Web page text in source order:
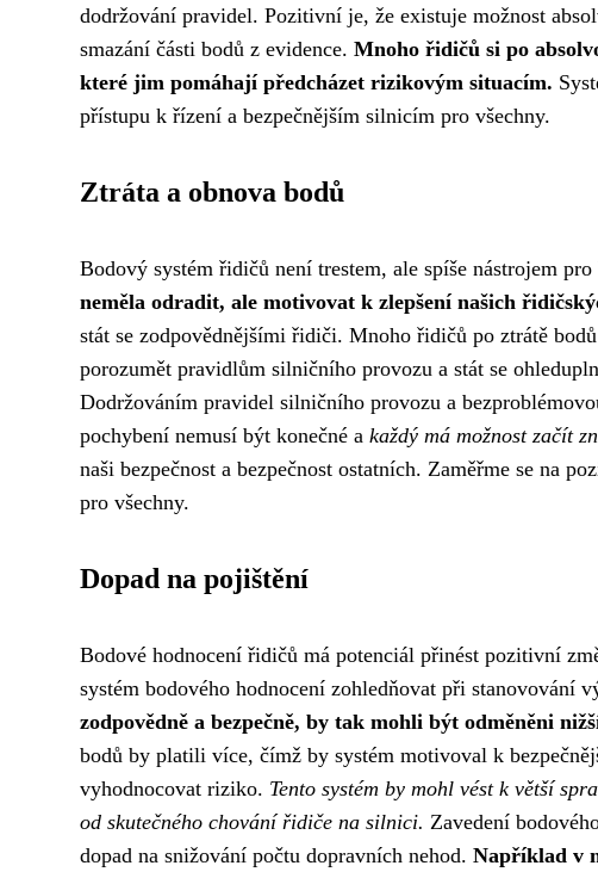
dodržování pravidel. Pozitivní je, že existuje možnost
smazání části bodů z evidence. Mnoho řidičů si po
které jim pomáhají předcházet rizikovým situacím.
přístupu k řízení a bezpečnějším silnicím pro všechny.
Ztráta a obnova bodů
Bodový systém řidičů není trestem, ale spíše nástrojem
neměla odradit, ale motivovat k zlepšení našich
stát se zodpovědnějšími řidiči. Mnoho řidičů po ztrátě
porozumět pravidlům silničního provozu a stát se
Dodržováním pravidel silničního provozu a
pochybení nemusí být konečné a každý má možnost začít
naši bezpečnost a bezpečnost ostatních. Zaměřme se na
pro všechny.
Dopad na pojištění
Bodové hodnocení řidičů má potenciál přinést pozitivní
systém bodového hodnocení zohledňovat při stanovování
zodpovědně a bezpečně, by tak mohli být odměněni
bodů by platili více, čímž by systém motivoval k
vyhodnocovat riziko. Tento systém by mohl vést k větší
od skutečného chování řidiče na silnici. Zavedení
dopad na snižování počtu dopravních nehod. Například v